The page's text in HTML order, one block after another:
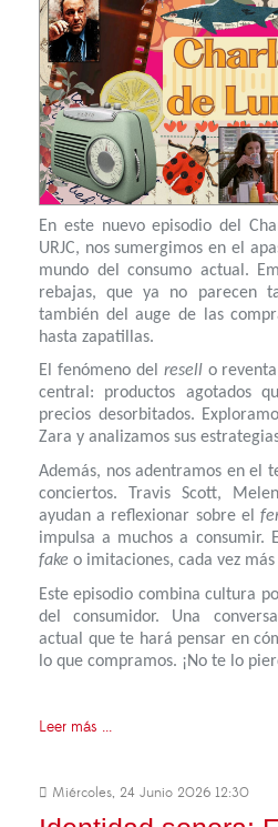
En este nuevo episodio del
URJC, nos sumergimos en el
mundo del consumo actual.
rebajas, que ya no parecen
también del auge de las
hasta zapatillas.
El fenómeno del resello reventa
central: productos agotados
precios desorbitados.
Zara y analizamos sus
Además, nos adentramos en el
conciertos. Travis Scott,
ayudan a reflexionar sobre el
impulsa a muchos a consumir.
fake o imitaciones, cada vez
Este episodio combina cultura
del consumidor. Una
actual que te hará pensar en
lo que compramos. ¡No te lo
Leer más ...
Miércoles, 24 Junio 2026 12:30